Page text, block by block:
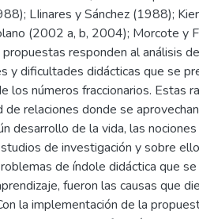
LIinares y Sánchez (1988);
(2002 a, b, 2004); Morcote y
responden al análisis
y dificultades didácticas que se
los números fraccionarios. Estas
de relaciones donde se
desarrollo de la vida, las
de investigación y sobre
de índole didáctica que
fueron las causas que
la implementación de la